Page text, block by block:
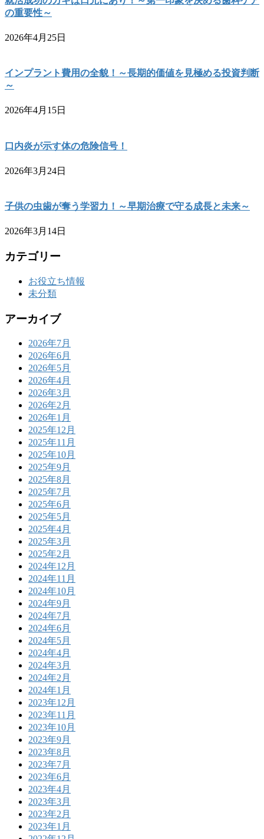
の重要性～
2026年4月25日
インプラント費用の全貌！～長期的価値を見極める投資判断
～
2026年4月15日
口内炎が示す体の危険信号！
2026年3月24日
子供の虫歯が奪う学習力！～早期治療で守る成長と未来～
2026年3月14日
カテゴリー
お役立ち情報
未分類
アーカイブ
2026年7月
2026年6月
2026年5月
2026年4月
2026年3月
2026年2月
2026年1月
2025年12月
2025年11月
2025年10月
2025年9月
2025年8月
2025年7月
2025年6月
2025年5月
2025年4月
2025年3月
2025年2月
2024年12月
2024年11月
2024年10月
2024年9月
2024年7月
2024年6月
2024年5月
2024年4月
2024年3月
2024年2月
2024年1月
2023年12月
2023年11月
2023年10月
2023年9月
2023年8月
2023年7月
2023年6月
2023年4月
2023年3月
2023年2月
2023年1月